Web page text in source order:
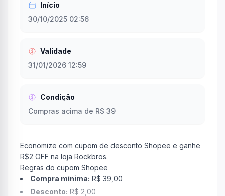
Início
30/10/2025 02:56
Validade
31/01/2026 12:59
Condição
Compras acima de R$ 39
Economize com cupom de desconto Shopee e ganhe
R$2 OFF na loja Rockbros.
Regras do cupom Shopee
Compra mínima: R$ 39,00
Desconto: R$ 2,00